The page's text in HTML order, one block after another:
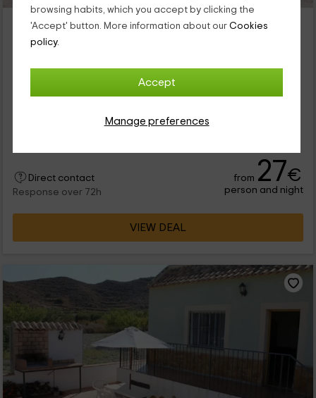
browsing habits, which you accept by clicking the
'Accept' button. More information about our Cookies
policy.
Accept
Manage preferences
Casa La Alcuza
Cartagena, Murcia
2 bathrooms
otras 3 casas. Están ubicadas en municipio murciano de Los
Direct contact
Response over 72h
from 27€
person and night
VIEW DEAL